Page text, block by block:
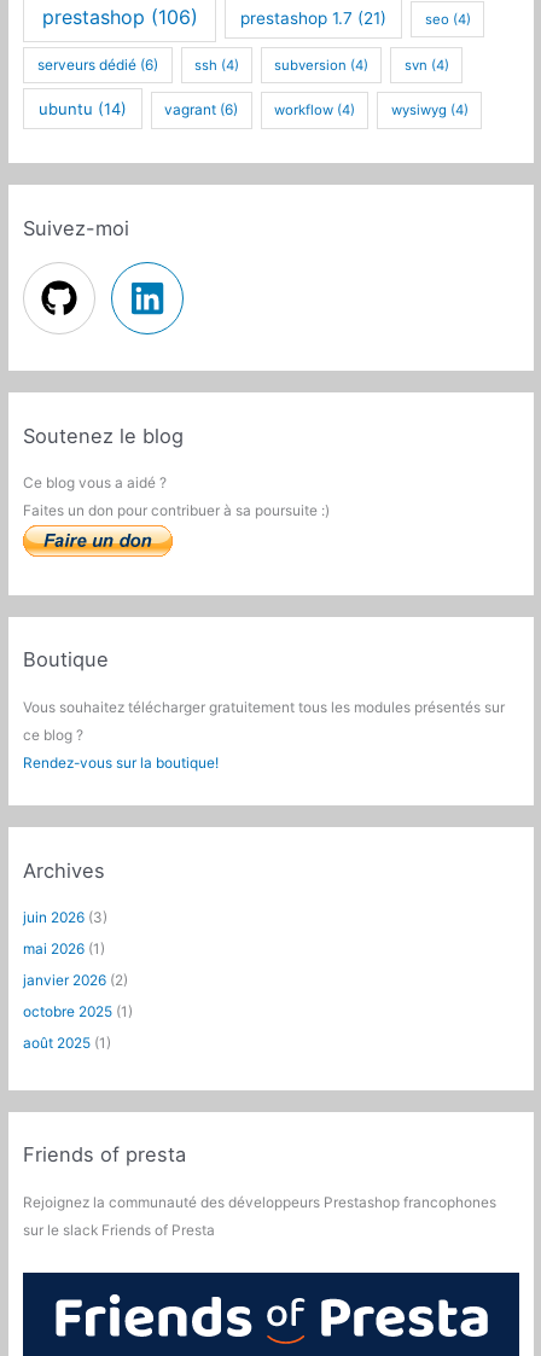
prestashop (106) prestashop 1.7 (21) seo(4)
serveurs dédié(6) ssh (4) subversion (4) svn (4)
ubuntu (14) vagrant (6) workflow (4) wysiwyg (4)
Suivez-moi
Soutenez le blog
Ce blog vous a aidé ?
Faites un don pour contribuer à sa poursuite :)
Boutique
Vous souhaitez télécharger gratuitement tous les modules présentés sur
ce blog ?
Rendez-vous sur la boutique!
Archives
juin 2026 (3)
mai 2026 (1)
janvier 2026 (2)
octobre 2025 (1)
août 2025 (1)
Friends of presta
Rejoignez la communauté des développeurs Prestashop francophones
sur le slack Friends of Presta